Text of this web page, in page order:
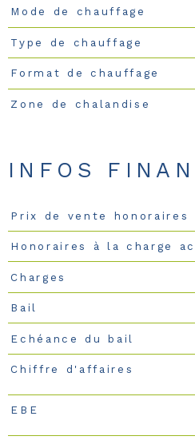
Mode de chauffage
Type de chauffage
Format de chauffage
Zone de chalandise
INFOS
Caractéristiques Valeurs
Prix de vente honoraires
Honoraires à la charge
Charges
Bail
Echéance du bail
Chiffre d'affaires
EBE